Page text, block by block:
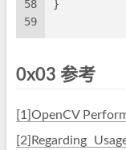
58
59
}
0x03 参考
[1]OpenCV
[2]Regarding